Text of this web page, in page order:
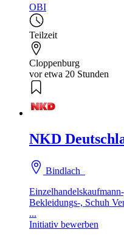
OBI
Teilzeit
Cloppenburg
vor etwa 20 Stunden
NKD
Bindlach
Bekleidungs-, Schuh
...
Initiativ bewerben